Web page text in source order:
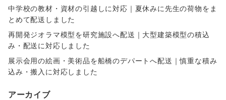
中学校の教材・資材の引越しに対応｜夏休みに先生の荷物をま
とめて配送しました
再開発ジオラマ模型を研究施設へ配送｜大型建築模型の積込
み・配送に対応しました
展示会用の絵画・美術品を船橋のデパートへ配送｜慎重な積み
込み・搬入に対応しました
アーカイブ